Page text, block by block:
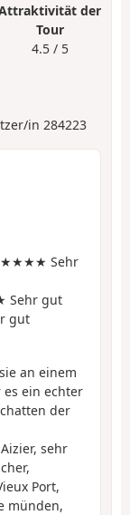
der
Tour
4.5 / 5
in 284223
Sehr
gut
gut
an einem
ein echter
der
sehr
Port,
münden,